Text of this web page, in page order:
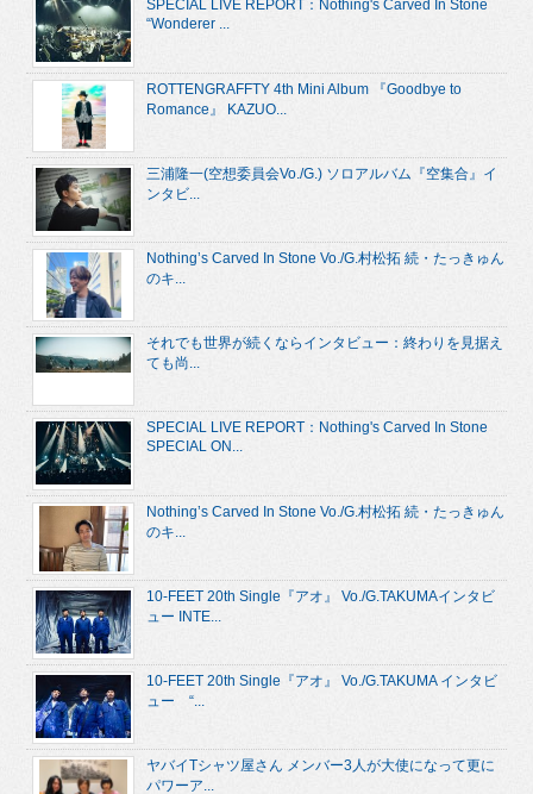
SPECIAL LIVE REPORT：Nothing's Carved In Stone
“Wonderer ...
ROTTENGRAFFTY 4th Mini Album 『Goodbye to
Romance』 KAZUO...
三浦隆一(空想委員会Vo./G.) ソロアルバム『空集合』イ
ンタビ...
Nothing’s Carved In Stone Vo./G.村松拓 続・たっきゅん
のキ...
それでも世界が続くならインタビュー：終わりを見据え
ても尚...
SPECIAL LIVE REPORT：Nothing's Carved In Stone
SPECIAL ON...
Nothing’s Carved In Stone Vo./G.村松拓 続・たっきゅん
のキ...
10-FEET 20th Single『アオ』 Vo./G.TAKUMAインタビ
ュー INTE...
10-FEET 20th Single『アオ』 Vo./G.TAKUMA インタビ
ュー “...
ヤバイTシャツ屋さん メンバー3人が大使になって更に
パワーア...